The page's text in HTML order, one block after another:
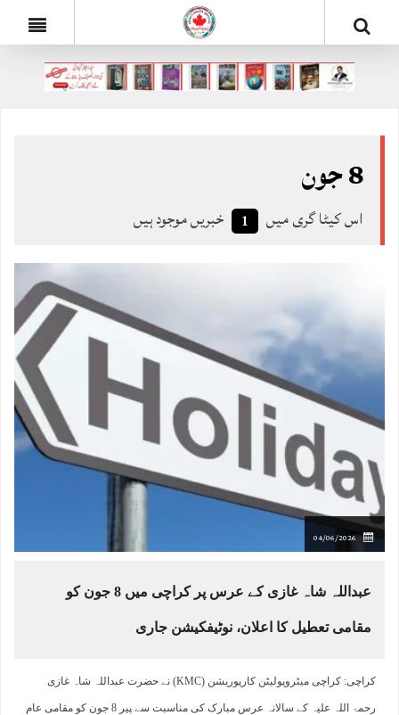
8 جون
اس کیٹا گری میں 1 خبریں موجود ہیں
04/06/2026
عبداللہ شاہ غازی کے عرس پر کراچی میں 8 جون کو
مقامی تعطیل کا اعلان، نوٹیفکیشن جاری
کراچی: کراچی میٹروپولیٹن کارپوریشن (KMC) نے حضرت عبداللہ شاہ غازی
رحمۃ اللہ علیہ کے سالانہ عرس مبارک کی مناسبت سے پیر 8 جون کو مقامی عام